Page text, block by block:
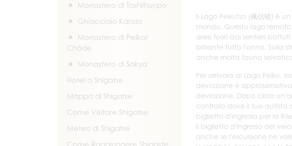
Monastero di Tashilhunpo
Ghiacciaio Karola
Monastero di Pelkor
Chöde
Monastero di Sakya
Hotel a Shigatse
Mappa di Shigatse
Come Visitare Shigatse
Meteo di Shigatse
Il Lago Peikutso (佩估错) è
mondo. Questo lago
aree fuori dai sentieri
brillante tutto l'anno. Sulla
anche molta fauna
Per arrivare al Lago Peiku,
deviazione è
deviazione. Dopo circa
controllo dove il tuo autista
biglietto d'ingresso per la
il biglietto d'ingresso del
anche se l'escursione ne